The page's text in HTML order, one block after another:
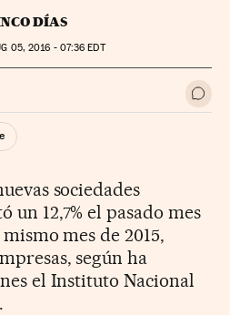
DÍAS
05, 2016 - 07:36 EDT
Sociales Ir a
sociedades
un 12,7% el pasado mes
mes de 2015,
según ha
el Instituto Nacional